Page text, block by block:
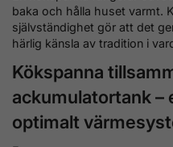
baka och hålla huset varmt.
självständighet gör att det
härlig känsla av tradition i
Kökspanna
ackumulatortank –
optimalt